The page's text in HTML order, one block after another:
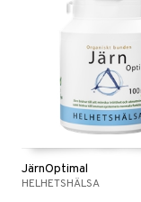
JärnOptimal
HELHETSHÄLSA